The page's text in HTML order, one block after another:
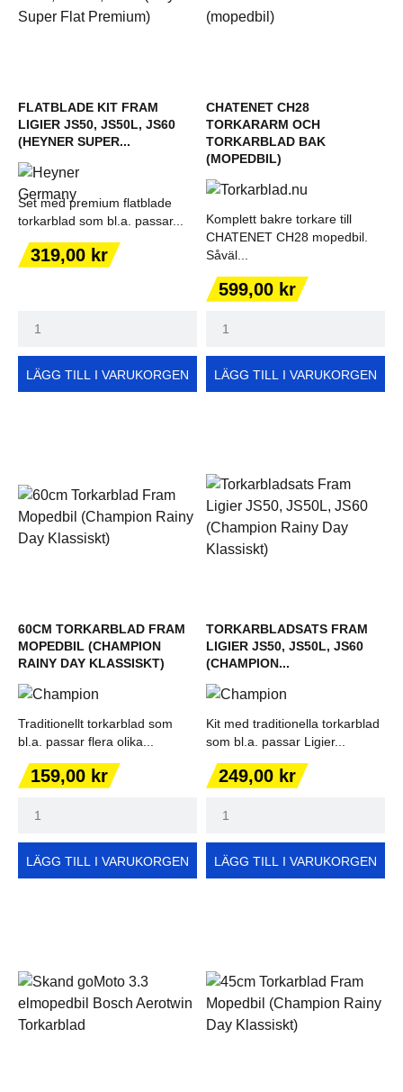
FLATBLADE KIT FRAM
LIGIER JS50, JS50L, JS60
(HEYNER SUPER...
Set med premium flatblade
torkarblad som bl.a. passar...
Pris
319,00 kr
LÄGG TILL I VARUKORGEN
CHATENET CH28
TORKARARM OCH
TORKARBLAD BAK
(MOPEDBIL)
Komplett bakre torkare till
CHATENET CH28 mopedbil.
Såväl...
Pris
599,00 kr
LÄGG TILL I VARUKORGEN
60CM TORKARBLAD FRAM
MOPEDBIL (CHAMPION
RAINY DAY KLASSISKT)
Traditionellt torkarblad som
bl.a. passar flera olika...
Pris
159,00 kr
LÄGG TILL I VARUKORGEN
TORKARBLADSATS FRAM
LIGIER JS50, JS50L, JS60
(CHAMPION...
Kit med traditionella torkarblad
som bl.a. passar Ligier...
Pris
249,00 kr
LÄGG TILL I VARUKORGEN